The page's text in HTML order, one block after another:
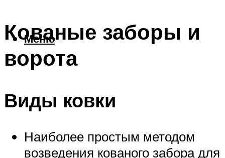
Меню
Кованые заборы и
ворота
Виды ковки
Наиболее простым методом
возведения кованого забора для